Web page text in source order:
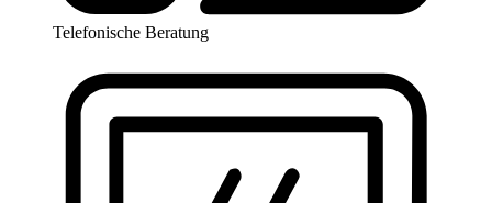
Telefonische Beratung